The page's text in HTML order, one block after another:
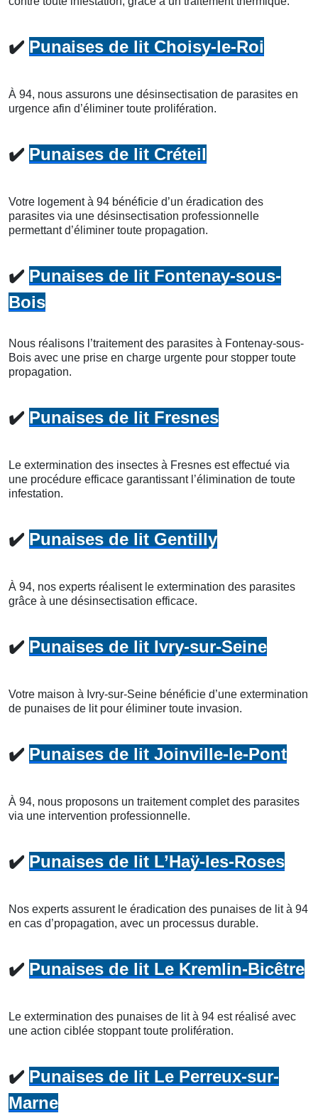
✔️ Punaises de lit Choisy-le-Roi
À 94, nous assurons une désinsectisation de parasites en
urgence afin d’éliminer toute prolifération.
✔️ Punaises de lit Créteil
Votre logement à 94 bénéficie d’un éradication des
parasites via une désinsectisation professionnelle
permettant d’éliminer toute propagation.
✔️ Punaises de lit Fontenay-sous-
Bois
Nous réalisons l’traitement des parasites à Fontenay-sous-
Bois avec une prise en charge urgente pour stopper toute
propagation.
✔️ Punaises de lit Fresnes
Le extermination des insectes à Fresnes est effectué via
une procédure efficace garantissant l’élimination de toute
infestation.
✔️ Punaises de lit Gentilly
À 94, nos experts réalisent le extermination des parasites
grâce à une désinsectisation efficace.
✔️ Punaises de lit Ivry-sur-Seine
Votre maison à Ivry-sur-Seine bénéficie d’une extermination
de punaises de lit pour éliminer toute invasion.
✔️ Punaises de lit Joinville-le-Pont
À 94, nous proposons un traitement complet des parasites
via une intervention professionnelle.
✔️ Punaises de lit L’Haÿ-les-Roses
Nos experts assurent le éradication des punaises de lit à 94
en cas d’propagation, avec un processus durable.
✔️ Punaises de lit Le Kremlin-Bicêtre
Le extermination des punaises de lit à 94 est réalisé avec
une action ciblée stoppant toute prolifération.
✔️ Punaises de lit Le Perreux-sur-
Marne